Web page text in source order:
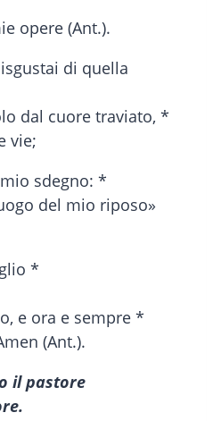
opere (Ant.).
di quella
dal cuore traviato, *
vie;
sdegno: *
del mio riposo»
*
e ora e sempre *
(Ant.).
il pastore